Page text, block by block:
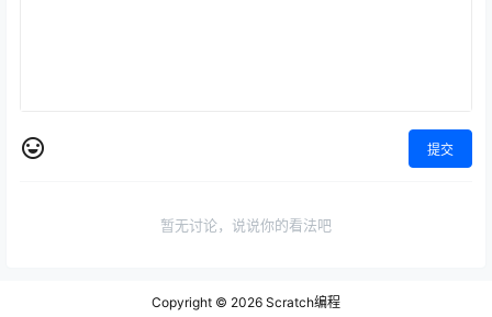
提交
暂无讨论，说说你的看法吧
Copyright © 2026 Scratch编程